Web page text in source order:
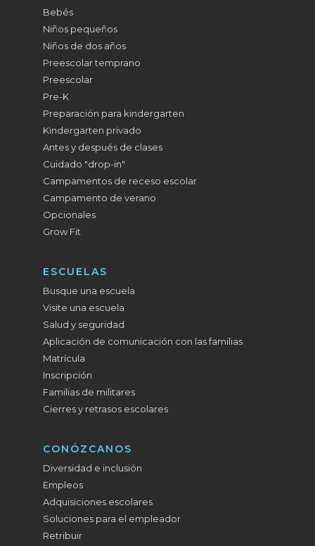
Bebés
Niños pequeños
Niños de dos años
Preescolar temprano
Preescolar
Pre-K
Preparación para kindergarten
Kindergarten privado
Antes y después de clases
Cuidado "drop-in"
Campamentos de receso escolar
Campamento de verano
Opcionales
Grow Fit
ESCUELAS
Busque una escuela
Visite una escuela
Salud y seguridad
Aplicación de comunicación con las familias
Matrícula
Inscripción
Familias de militares
Cierres y retrasos escolares
CONÓZCANOS
Diversidad e inclusión
Empleos
Adquisiciones escolares
Soluciones para el empleador
Retribuir